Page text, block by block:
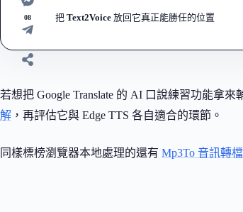
08 把 Text2Voice 放回它真正能勝任的位置
若想把 Google Translate 的 AI 口說練習功能拿
解 ，再評估它與 Edge TTS 各自適合的環節。
同樣標榜瀏覽器本地處理的還有 Mp3To 音訊轉